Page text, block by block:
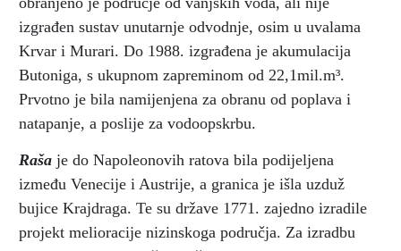
izgrađen sustav unutarnje odvodnje, osim u uvalama
Krvar i Murari. Do 1988. izgrađena je akumulacija
Butoniga, s ukupnom zapreminom od 22,1mil.m³.
Prvotno je bila namijenjena za obranu od poplava i
natapanje, a poslije za vodoopskrbu.
Raša je do Napoleonovih ratova bila podijeljena
između Venecije i Austrije, a granica je išla uzduž
bujice Krajdraga. Te su države 1771. zajedno izradile
projekt melioracije nizinskoga područja. Za izradbu